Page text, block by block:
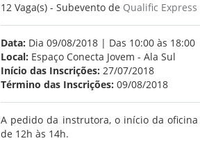
12 Vaga(s) - Subevento de Qualific Express
Data: Dia 09/08/2018 | Das 10:00 às 18:00
Local: Espaço Conecta Jovem - Ala Sul
Início das Inscrições: 27/07/2018
Término das Inscrições: 09/08/2018
A pedido da instrutora, o início da
de 12h às 14h.